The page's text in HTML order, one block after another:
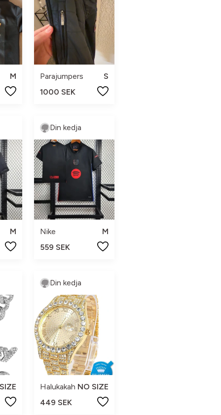
M Parajumpers
S
1000 SEK
M
Din kedja
Nike
M
559 SEK
Din kedja
Halukakah NO SIZE
449 SEK